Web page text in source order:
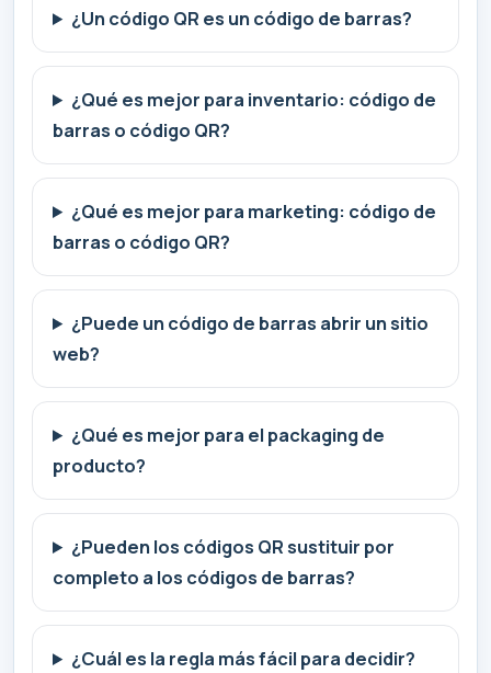
¿Un código QR es un código de barras?
¿Qué es mejor para inventario: código de
barras o código QR?
¿Qué es mejor para marketing: código de
barras o código QR?
¿Puede un código de barras abrir un sitio
web?
¿Qué es mejor para el packaging de
producto?
¿Pueden los códigos QR sustituir por
completo a los códigos de barras?
¿Cuál es la regla más fácil para decidir?